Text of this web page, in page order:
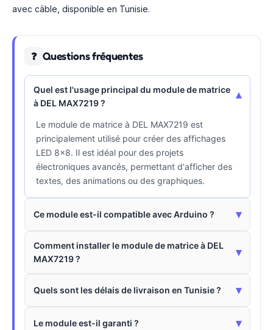
avec câble, disponible en Tunisie.
❓ Questions fréquentes
Quel est l'usage principal du module de matrice
à DEL MAX7219 ?
▾
Le module de matrice à DEL MAX7219 est
principalement utilisé pour créer des affichages
LED 8x8. Il est idéal pour des projets
électroniques avancés, permettant d'afficher des
textes, des animations ou des graphiques.
Ce module est-il compatible avec Arduino ? ▾
Comment installer le module de matrice à DEL
MAX7219 ?
▾
Quels sont les délais de livraison en Tunisie ? ▾
Le module est-il garanti ? ▾